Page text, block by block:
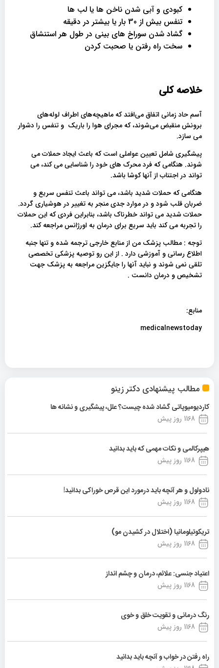
مطالب پیشنهادی دکتر زینو
کاردیومیوپاتی گشاد شده چیست؟ علل، پیشگیری و نشانه ها
1168 روز پیش
هیپرکالمی و نکات مهمی که باید بدانید
1168 روز پیش
نادولول و هر آنچه باید درمورد این قرص خوراکی بدانید!
1168 روز پیش
تریکوتیلومانیا (اختلال در کشیدن مو)
1168 روز پیش
اعتیاد جنسی: علائم، درمان و چشم انداز
1168 روز پیش
رنگ درمانی و تقویت خلق و خوی
1168 روز پیش
راه رفتن در خواب و آنچه باید بدانید
کبودی و آبی شدن ناخن ها یا لب ها
تنفس بیش از 30 بار یا بیشتر در دقیقه
گشاد شدن سوراخ های بینی در طول هر استنشاق
سخت راه رفتن یا صحبت کردن
خلاصه کلی
آسم حاد زمانی اتفاق می‌افتد که ماهیچه‌های اطراف لوله‌های
برونش منقبض می‌شوند، که مجرای هوا را باریک و تنفس را دشوار
می‌ سازد.
پیشگیری شامل تعیین عواملی است که باعث ایجاد حملات می
شوند. هنگامی که فرد محرک های خود را شناسایی می کند، می
تواند در اجتناب از آنها کوشا باشد.
هنگامی که حملات شدید باشد، می تواند باعث تنفس سریع و
ضربان قلب شود و در موارد جدی منجر به تغییر در هوشیاری گردد.
حملات شدید می تواند خطرناک باشد، بنابراین فردی که این حملات
را تجربه می کند باید سریع برای درمان به اورژانس مراجعه کند.
توجه : مطالب پزشک من از منابع خارجی ترجمه شده و تنها جنبه
اطلاع رسانی و آموزشی دارد . از این رو توصیه پزشکی تخصصی
تلقی نمی شوند و نباید آنها را جایگزین مراجعه به پزشک جهت
تشخیص و درمان دانست .
منابع:
medicalnewstoday